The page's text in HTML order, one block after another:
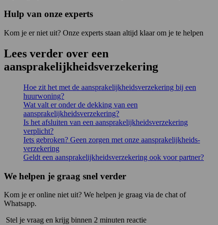
Hulp van onze experts
Kom je er niet uit? Onze experts staan altijd klaar om je te helpen
Lees verder over een
aansprakelijkheidsverzekering
Hoe zit het met de aansprakelijkheidsverzekering bij een
huurwoning?
Wat valt er onder de dekking van een
aansprakelijkheidsverzekering?
Is het afsluiten van een aansprakelijkheidsverzekering
verplicht?
Iets gebroken? Geen zorgen met onze aansprakelijkheids­
verzekering
Geldt een aansprakelijkheidsverzekering ook voor partner?
We helpen je graag snel verder
Kom je er online niet uit? We helpen je graag via de chat of
Whatsapp.
Stel je vraag en krijg binnen 2 minuten reactie